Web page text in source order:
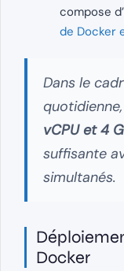
compose
de Docker
Dans le
vCPU et 4
suffisante
simultanés.
Docker